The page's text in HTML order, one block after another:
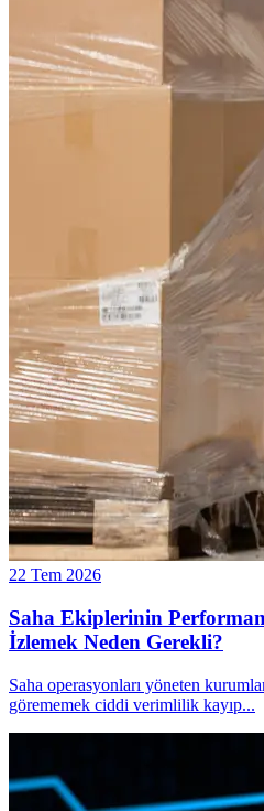
22 Tem 2026
Saha Ekiplerinin
İzlemek Neden Gerekli?
Saha operasyonları yöneten
görememek ciddi verimlilik kayıp...